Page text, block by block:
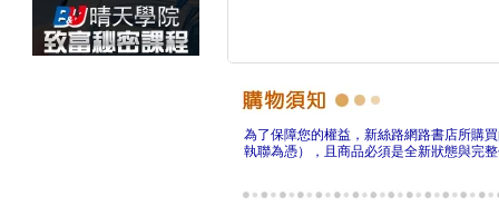
為了保障您的權益，新絲路網路書店所購
執聯為憑），且商品必須是全新狀態與完